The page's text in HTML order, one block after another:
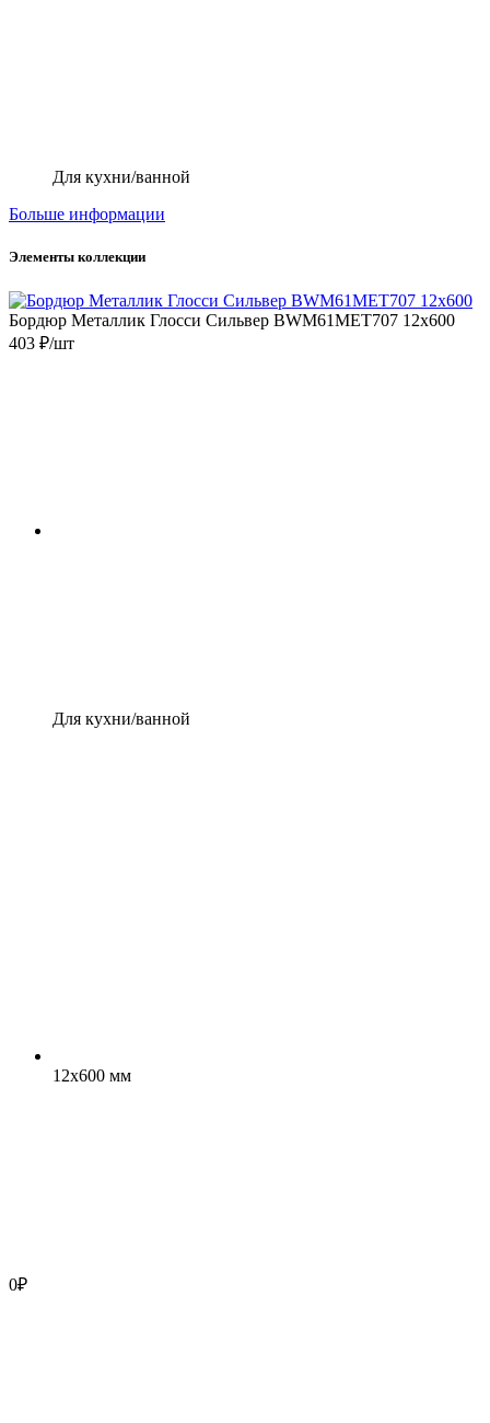
Для кухни/ванной
Больше информации
Элементы коллекции
Бордюр Металлик Глосси Сильвер BWM61MET707 12x600
403 ₽/шт
Для кухни/ванной
12x600 мм
0₽